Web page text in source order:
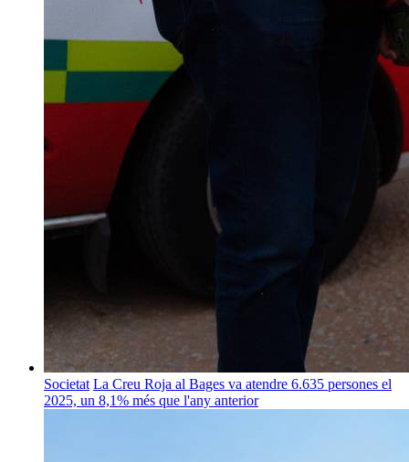
Societat La Creu Roja al Bages va atendre 6.635 persones el
2025, un 8,1% més que l'any anterior